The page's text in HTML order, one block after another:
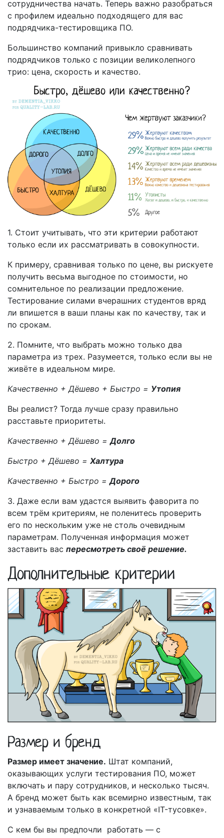
сотрудничества начать. Теперь важно разобраться
с профилем идеально подходящего для вас
подрядчика-тестировщика ПО.
Большинство компаний привыкло сравнивать
подрядчиков только с позиции великолепного
трио: цена, скорость и качество.
1. Стоит учитывать, что эти критерии работают
только если их рассматривать в совокупности.
К примеру, сравнивая только по цене, вы рискуете
получить весьма выгодное по стоимости, но
сомнительное по реализации предложение.
Тестирование силами вчерашних студентов вряд
ли впишется в ваши планы как по качеству, так и
по срокам.
2. Помните, что выбрать можно только два
параметра из трех. Разумеется, только если вы не
живёте в идеальном мире.
Качественно + Дёшево + Быстро = Утопия
Вы реалист? Тогда лучше сразу правильно
расставьте приоритеты.
Качественно + Дёшево =Долго
Быстро + Дёшево = Халтура
Качественно + Быстро =Дорого
3. Даже если вам удастся выявить фаворита по
всем трём критериям, не поленитесь проверить
его по нескольким уже не столь очевидным
параметрам. Полученная информация может
заставить вас пересмотреть своё решение.
Дополнительные критерии
Размер и бренд
Размер имеет значение. Штат компаний,
оказывающих услуги тестирования ПО, может
включать и пару сотрудников, и несколько тысяч.
А бренд может быть как всемирно известным, так
и узнаваемым только в конкретной «IT-тусовке».
С кем бы вы предпочли работать — с